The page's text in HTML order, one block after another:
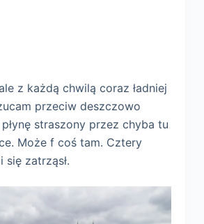
z każdą chwilą coraz ładniej
przeciw deszczowo
straszony przez chyba tu
Może f coś tam. Cztery
się zatrząsł.